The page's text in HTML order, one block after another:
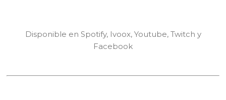
Disponible en Spotify, Ivoox, Youtube, Twitch y
Facebook